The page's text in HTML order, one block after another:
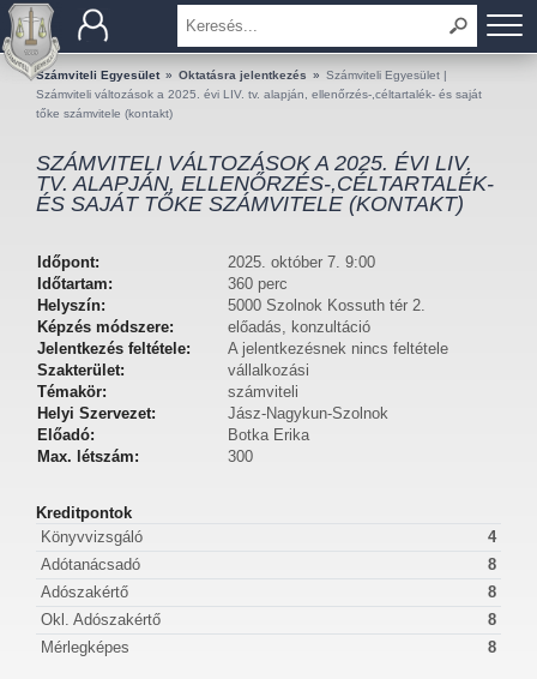
BEMUTATKOZÁS
OKTATÁS
TUDÁSTÁR
KIADVÁNYOK
KAPCSOLAT
Számviteli Egyesület » Oktatásra jelentkezés » Számviteli Egyesület |
Számviteli változások a 2025. évi LIV. tv. alapján, ellenőrzés-,céltartalék- és saját
tőke számvitele (kontakt)
SZÁMVITELI VÁLTOZÁSOK A 2025. ÉVI LIV.
TV. ALAPJÁN, ELLENŐRZÉS-,CÉLTARTALÉK-
ÉS SAJÁT TŐKE SZÁMVITELE (KONTAKT)
Időpont:
2025. október 7. 9:00
Időtartam:
360 perc
Helyszín:
5000 Szolnok Kossuth tér 2.
Képzés módszere:
előadás, konzultáció
Jelentkezés feltétele:
A jelentkezésnek nincs feltétele
Szakterület:
vállalkozási
Témakör:
számviteli
Helyi Szervezet:
Jász-Nagykun-Szolnok
Előadó:
Botka Erika
Max. létszám:
300
Kreditpontok
Könyvvizsgáló
4
Adótanácsadó
8
Adószakértő
8
Okl. Adószakértő
8
Mérlegképes
8